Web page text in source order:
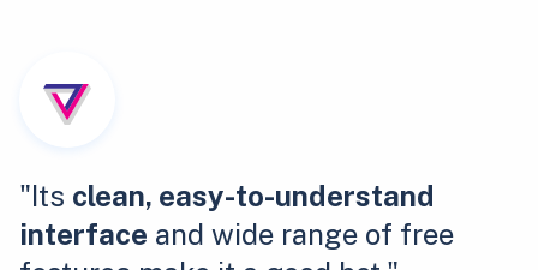
"Its clean, easy-to-understand
interface and wide range of free